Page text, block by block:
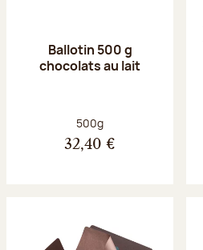
Ballotin 500 g
chocolats au lait
Poids net :
500g
32,40 €